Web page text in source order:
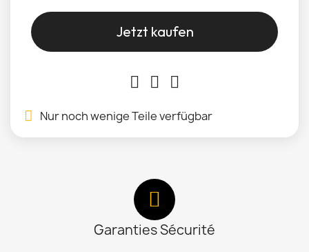
Jetzt kaufen
Nur noch wenige Teile verfügbar
Garanties Sécurité